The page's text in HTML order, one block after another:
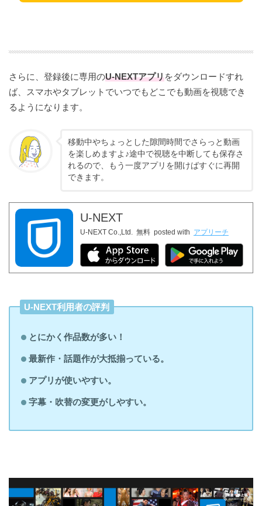
毎月1200ポイントのプレゼントがある
いる作品の視聴や、映画チケットへ引換できるクー
ポンに引き換えることもできちゃいます。
1つの契約で4つのアカウントが作れる
ダウンロードが可能なのでWi-Fiを気にせず
利用ができる
さらに、登録後に専用のU-NEXTアプリをダウンロードすれ
ば、スマホやタブレットでいつでもどこでも動画を視聴でき
るようになります。
移動中やちょっとした隙間時間でさらっと動画
を楽しめますよ♪途中で視聴を中断しても保存さ
れるので、もう一度アプリを開けばすぐに再開
できます。
U-NEXT
U-NEXT Co.,Ltd. 無料 posted with アプリーチ
U-NEXT利用者の評判
とにかく作品数が多い！
最新作・話題作が大抵揃っている。
アプリが使いやすい。
字幕・吹替の変更がしやすい。